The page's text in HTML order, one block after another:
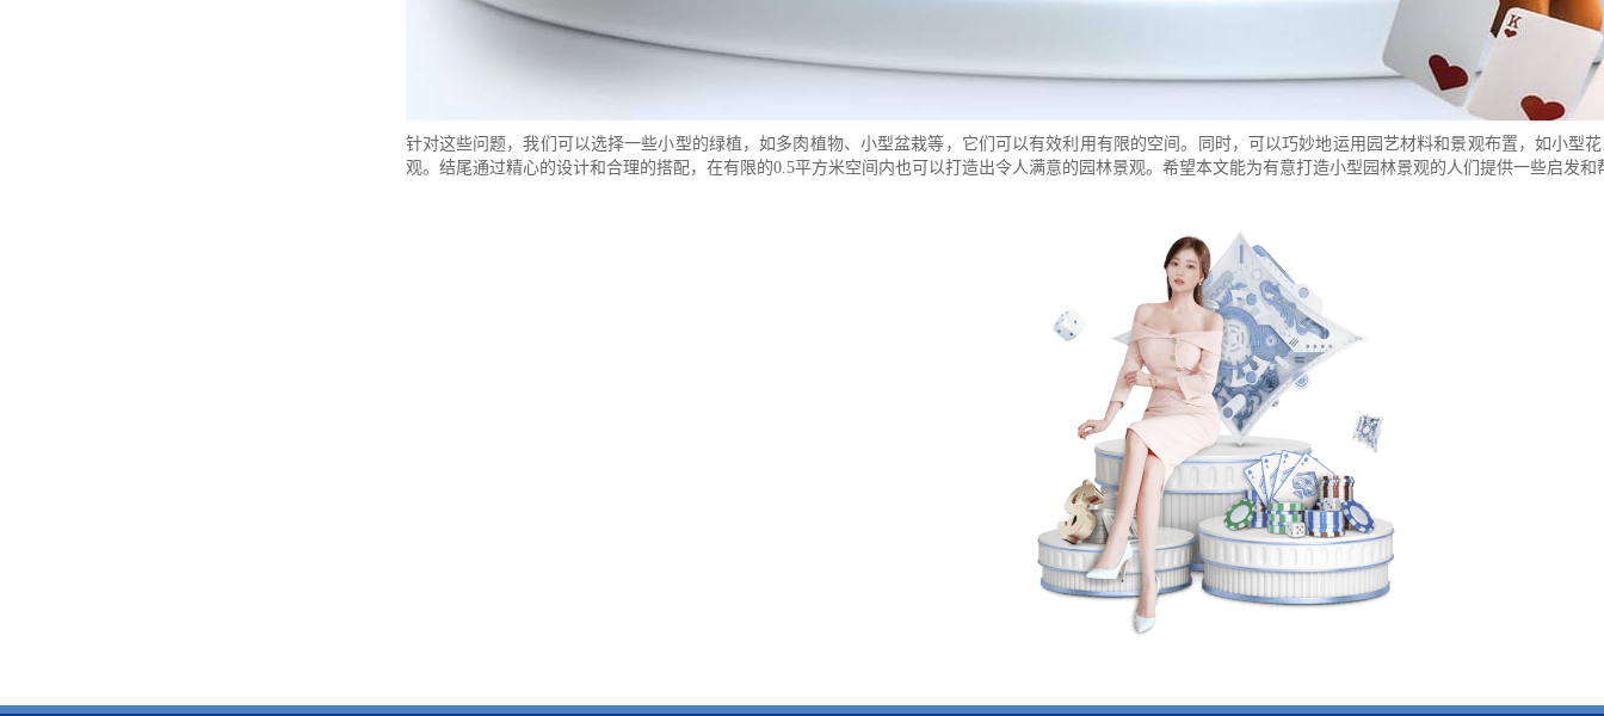
针对这些问题，我们可以选择一些小型的绿植，如多肉植物、小型盆栽等，它们可以有效利用有限的空间。同时，可以巧妙地运用园艺材料和景观布置，如小型
观。结尾通过精心的设计和合理的搭配，在有限的0.5平方米空间内也可以打造出令人满意的园林景观。希望本文能为有意打造小型园林景观的人们提供一些启发和